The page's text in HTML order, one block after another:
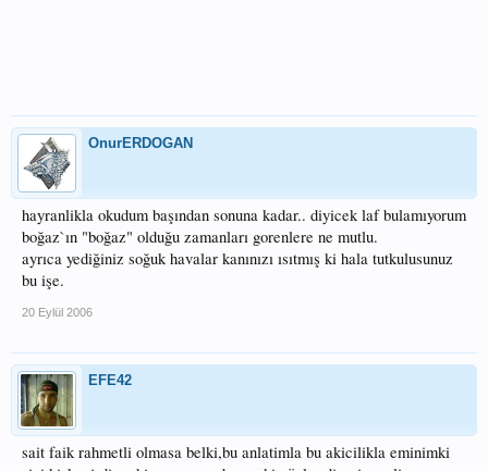
OnurERDOGAN
hayranlikla okudum başından sonuna kadar.. diyicek laf bulamıyorum
boğaz`ın "boğaz" olduğu zamanları gorenlere ne mutlu.
ayrıca yediğiniz soğuk havalar kanınızı ısıtmış ki hala tutkulusunuz
bu işe.
20 Eylül 2006
EFE42
sait faik rahmetli olmasa belki,bu anlatimla bu akicilikla eminimki